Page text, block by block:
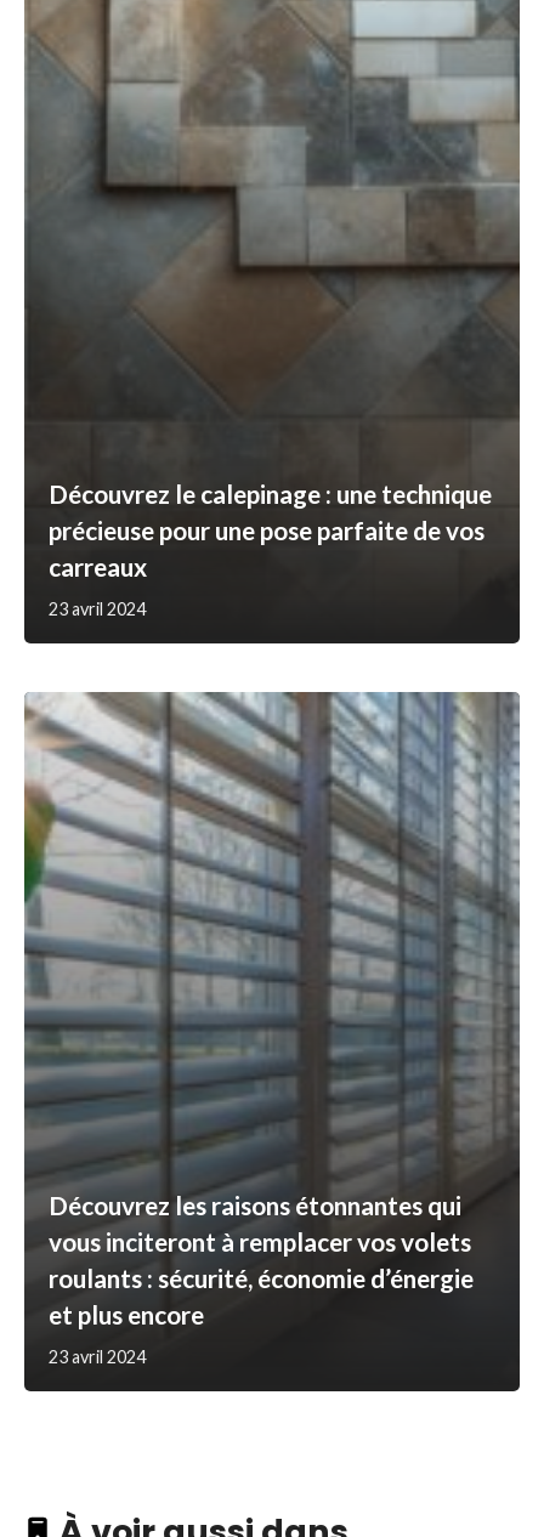
Découvrez le calepinage : une technique
précieuse pour une pose parfaite de vos
carreaux
23 avril 2024
Découvrez les raisons étonnantes qui
vous inciteront à remplacer vos volets
roulants : sécurité, économie d’énergie
et plus encore
23 avril 2024